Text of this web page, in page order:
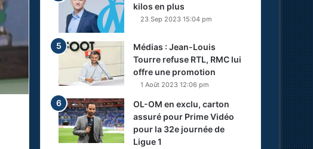
kilos en plus
23 Sep 2023 15:04 pm
Médias : Jean-Louis
Tourre refuse RTL, RMC lui
offre une promotion
1 Août 2023 12:06 pm
OL-OM en exclu, carton
assuré pour Prime Vidéo
pour la 32e journée de
Ligue 1